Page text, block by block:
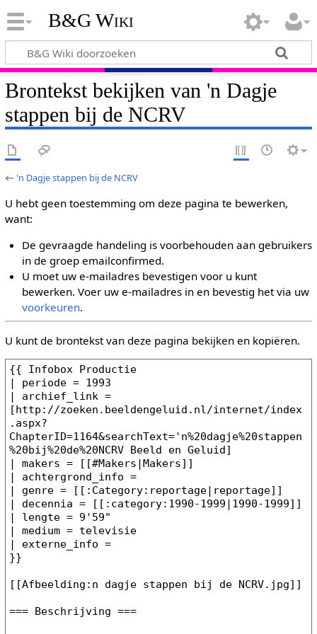
B&G Wiki
Brontekst bekijken van 'n Dagje
stappen bij de NCRV
←'n Dagje stappen bij de NCRV
U hebt geen toestemming om deze pagina te bewerken,
want:
De gevraagde handeling is voorbehouden aan gebruikers
in de groep emailconfirmed.
U moet uw e-mailadres bevestigen voor u kunt
bewerken. Voer uw e-mailadres in en bevestig het via uw
voorkeuren.
U kunt de brontekst van deze pagina bekijken en kopiëren.